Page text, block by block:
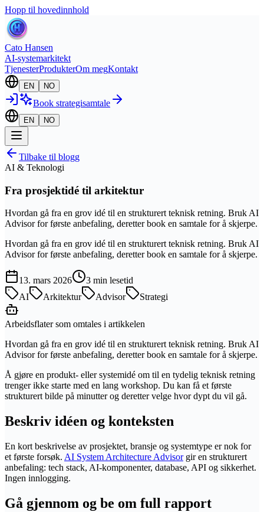
Hopp til hovedinnhold
Cato Hansen
AI-systemarkitekt
TjenesterProdukterOm megKontakt
EN NO
Book strategisamtale
EN NO
Tilbake til blogg
AI & Teknologi
Fra prosjektidé til arkitektur
Hvordan gå fra en grov idé til en strukturert teknisk retning. Bruk AI
Advisor for første anbefaling, deretter book en samtale for å skjerpe.
Hvordan gå fra en grov idé til en strukturert teknisk retning. Bruk AI
Advisor for første anbefaling, deretter book en samtale for å skjerpe.
13. mars 2026
3 min lesetid
AI
Arkitektur Advisor Strategi
Arbeidsflater som omtales i artikkelen
Hvordan gå fra en grov idé til en strukturert teknisk retning. Bruk AI
Advisor for første anbefaling, deretter book en samtale for å skjerpe.
Å gjøre en produkt- eller systemidé om til en tydelig teknisk retning
trenger ikke starte med en lang workshop. Du kan få et første
strukturert bilde på minutter og deretter velge hvor dypt du vil gå.
Beskriv idéen og konteksten
En kort beskrivelse av prosjektet, bransje og systemtype er nok for
et første forsøk. AI System Architecture Advisorgir en strukturert
anbefaling: tech stack, AI-komponenter, database, API og sikkerhet.
Ingen innlogging.
Gå gjennom og be om full rapport